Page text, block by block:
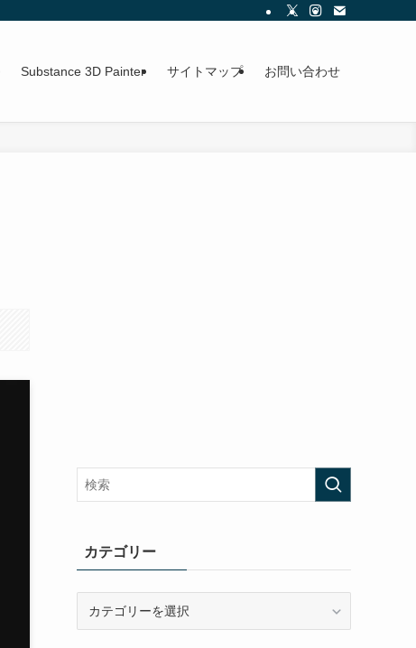
Substance 3D Painter サイトマップ お問い合わせ
カテゴリー